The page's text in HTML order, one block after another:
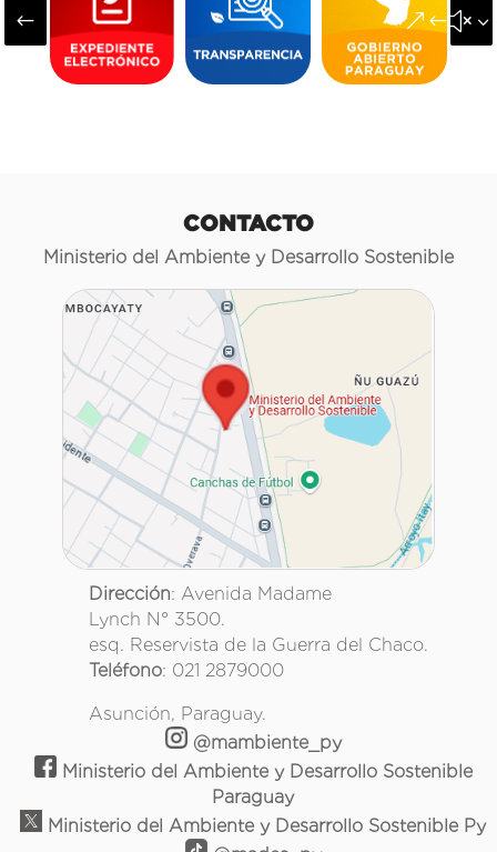
#
CONTACTO
Ministerio del Ambiente y Desarrollo Sostenible
Dirección: Avenida Madame
Lynch N° 3500.
esq. Reservista de la Guerra del Chaco.
Teléfono: 021 2879000
Asunción, Paraguay.
@mambiente_py
Ministerio del Ambiente y Desarrollo Sostenible
Paraguay
Ministerio del Ambiente y Desarrollo Sostenible Py